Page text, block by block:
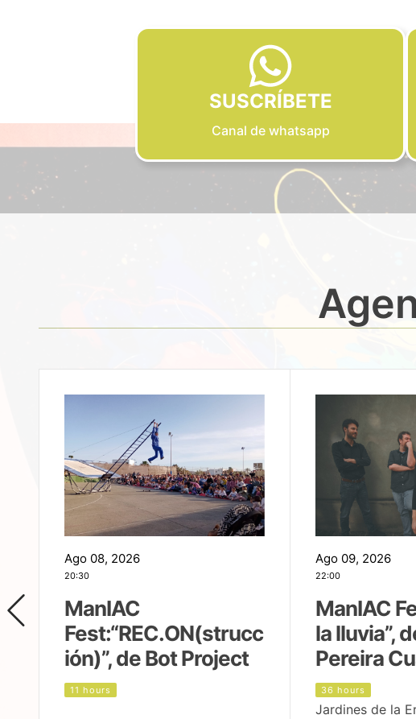
SUSCRÍBETE
Canal de whatsapp
Ago 08, 2026
20:30
ManIAC
Fest:“REC.ON(strucc
ión)”, de Bot Project
11 hours
Ago 09, 2026
22:00
ManIAC
la lluvia”,
Pereira
36 hours
Jardines de la